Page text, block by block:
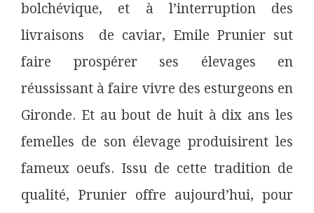
bolchévique, et à l’interruption des
livraisons de caviar, Emile Prunier sut
faire prospérer ses élevages en
réussissant à faire vivre des esturgeons en
Gironde. Et au bout de huit à dix ans les
femelles de son élevage produisirent les
fameux oeufs. Issu de cette tradition de
qualité, Prunier offre aujourd’hui, pour